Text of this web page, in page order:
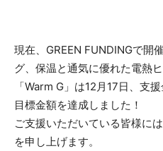
現在、GREEN FUNDINGで開
グ、保温と通気に優れた電熱
「Warm G」は12月17日、支
目標金額を達成しました！
ご支援いただいている皆様に
を申し上げます。